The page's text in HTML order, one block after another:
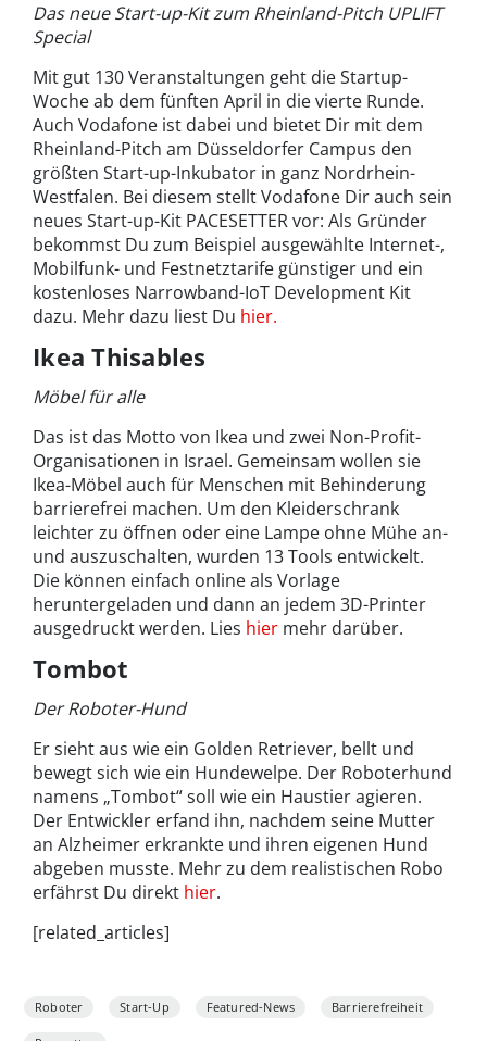
Das neue Start-up-Kit zum Rheinland-Pitch UPLIFT
Special
Mit gut 130 Veranstaltungen geht die Startup-
Woche ab dem fünften April in die vierte Runde.
Auch Vodafone ist dabei und bietet Dir mit dem
Rheinland-Pitch am Düsseldorfer Campus den
größten Start-up-Inkubator in ganz Nordrhein-
Westfalen. Bei diesem stellt Vodafone Dir auch sein
neues Start-up-Kit PACESETTER vor: Als Gründer
bekommst Du zum Beispiel ausgewählte Internet-,
Mobilfunk- und Festnetztarife günstiger und ein
kostenloses Narrowband-IoT Development Kit
dazu. Mehr dazu liest Du hier.
Ikea Thisables
Möbel für alle
Das ist das Motto von Ikea und zwei Non-Profit-
Organisationen in Israel. Gemeinsam wollen sie
Ikea-Möbel auch für Menschen mit Behinderung
barrierefrei machen. Um den Kleiderschrank
leichter zu öffnen oder eine Lampe ohne Mühe an-
und auszuschalten, wurden 13 Tools entwickelt.
Die können einfach online als Vorlage
heruntergeladen und dann an jedem 3D-Printer
ausgedruckt werden. Lies hier mehr darüber.
Tombot
Der Roboter-Hund
Er sieht aus wie ein Golden Retriever, bellt und
bewegt sich wie ein Hundewelpe. Der Roboterhund
namens „Tombot“ soll wie ein Haustier agieren.
Der Entwickler erfand ihn, nachdem seine Mutter
an Alzheimer erkrankte und ihren eigenen Hund
abgeben musste. Mehr zu dem realistischen Robo
erfährst Du direkt hier.
[related_articles]
Roboter Start-Up Featured-News Barrierefreiheit